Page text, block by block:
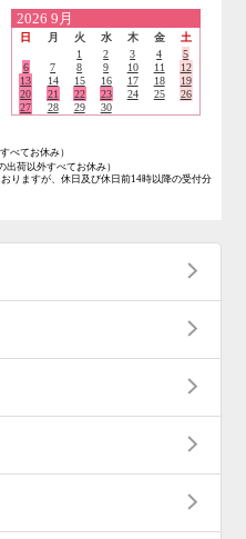
2026 9月
日 月 火 水 木 金
土
1
2 3 4
5
6
7 8 9 10 11
12
13
14 15 16 17 18
19
20
21 22 23 24 25
26
27
28 29 30
べてお休み）
出荷以外すべてお休み）
りますが、休日及び休日前14時以降の受付分